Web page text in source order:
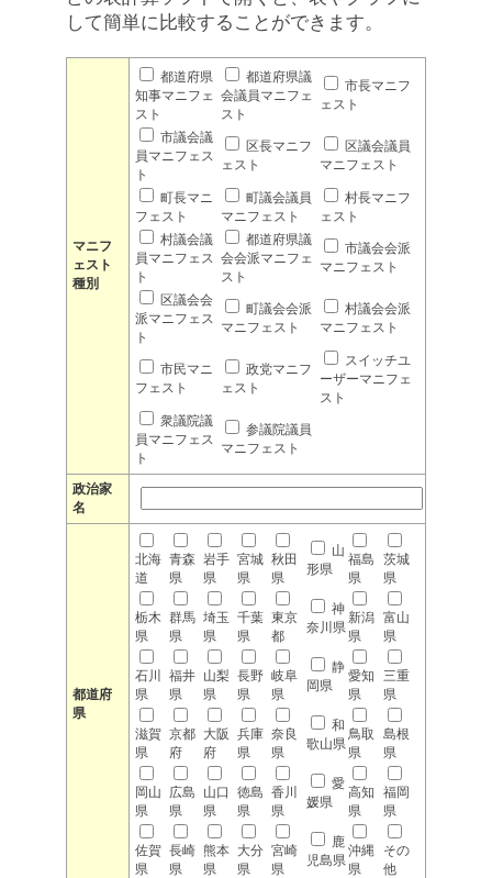
して簡単に比較することができます。
マニフ
ェスト
種別
都道府県
知事マニフェ
スト
都道府県議
会議員マニフェ
スト
市長マニフ
ェスト
市議会議
員マニフェス
ト
区長マニフ
ェスト
区議会議員
マニフェスト
町長マニ
フェスト
町議会議員
マニフェスト
村長マニフ
ェスト
村議会議
員マニフェス
ト
都道府県議
会会派マニフェ
スト
市議会会派
マニフェスト
区議会会
派マニフェス
ト
町議会会派
マニフェスト
村議会会派
マニフェスト
市民マニ
フェスト
政党マニフ
ェスト
スイッチユ
ーザーマニフェ
スト
衆議院議
員マニフェス
ト
参議院議員
マニフェスト
政治家
名
都道府
県
北海
道
青森
県
岩手
県
宮城
県
秋田
県
山
形県
福島
県
茨城
県
栃木
県
群馬
県
埼玉
県
千葉
県
東京
都
神
奈川県
新潟
県
富山
県
石川
県
福井
県
山梨
県
長野
県
岐阜
県
静
岡県
愛知
県
三重
県
滋賀
県
京都
府
大阪
府
兵庫
県
奈良
県
和
歌山県
鳥取
県
島根
県
岡山
県
広島
県
山口
県
徳島
県
香川
県
愛
媛県
高知
県
福岡
県
佐賀
県
長崎
県
熊本
県
大分
県
宮崎
県
鹿
児島県
沖縄
県
その
他